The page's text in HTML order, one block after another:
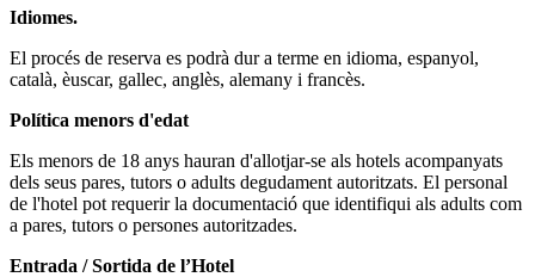
Idiomes.
El procés de reserva es podrà dur a terme en idioma, espanyol,
català, èuscar, gallec, anglès, alemany i francès.
Política menors d'edat
Els menors de 18 anys hauran d'allotjar-se als hotels acompanyats
dels seus pares, tutors o adults degudament autoritzats. El personal
de l'hotel pot requerir la documentació que identifiqui als adults com
a pares, tutors o persones autoritzades.
Entrada / Sortida de l’Hotel